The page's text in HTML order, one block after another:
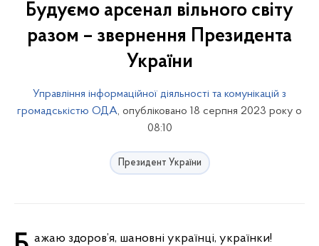
Будуємо арсенал вільного світу
разом – звернення Президента
України
Управління інформаційної діяльності та комунікацій з
громадськістю ОДА, опубліковано 18 серпня 2023 року о
08:10
Президент України
Бажаю здоров’я, шановні українці, українки!